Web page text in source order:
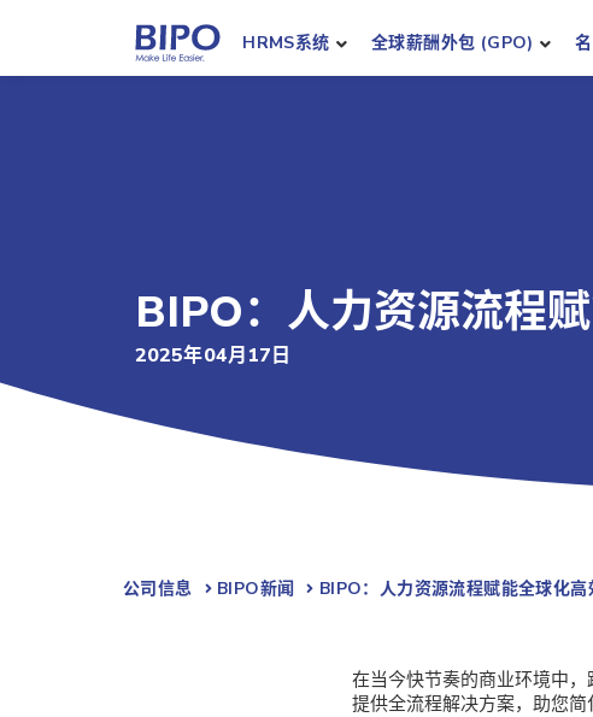
HRMS系统 全球薪酬外包 (GPO)
BIPO：人力资源流程
2025年04月17日
公司信息 BIPO新闻​ BIPO：人力资源流程赋能全球化高
在当今快节奏的商业环境中
提供全流程解决方案，助您